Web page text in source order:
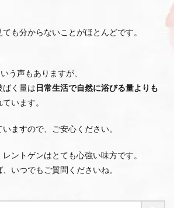
も分からないことがほとんどです。
う声もありますが、
ばく量は日常生活で自然に浴びる量よりも
います。
ますので、ご安心ください。
ントゲンはとても心強い味方です。
いつでもご質問くださいね。